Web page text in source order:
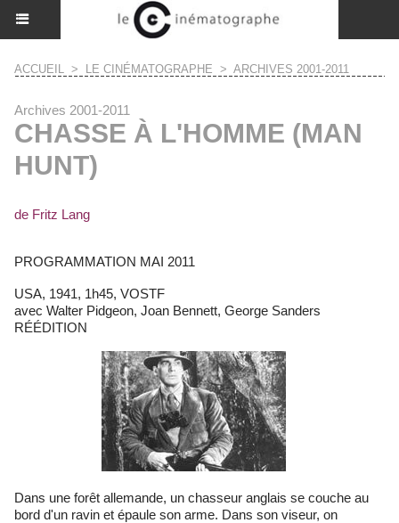
ACCUEIL > LE CINÉMATOGRAPHE > ARCHIVES 2001-2011
Archives 2001-2011
CHASSE À L'HOMME (MAN
HUNT)
de Fritz Lang
PROGRAMMATION MAI 2011
USA, 1941, 1h45, VOSTF
avec Walter Pidgeon, Joan Bennett, George Sanders
RÉÉDITION
Dans une forêt allemande, un chasseur anglais se couche au
bord d'un ravin et épaule son arme. Dans son viseur, on